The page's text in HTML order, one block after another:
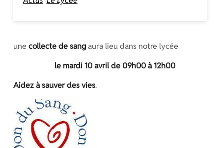
une collecte de sangaura lieu dans notre lycée
le mardi 10 avril de 09h00 à 12h00
Aidez à sauver des vies.